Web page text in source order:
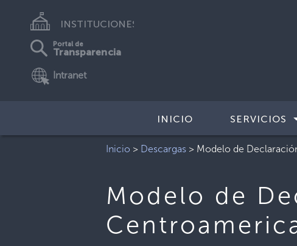
INSTITUCIONES
Portal de
Transparencia
Intranet
INICIO SERVICIOS
Inicio > Descargas > Modelo de
Modelo de